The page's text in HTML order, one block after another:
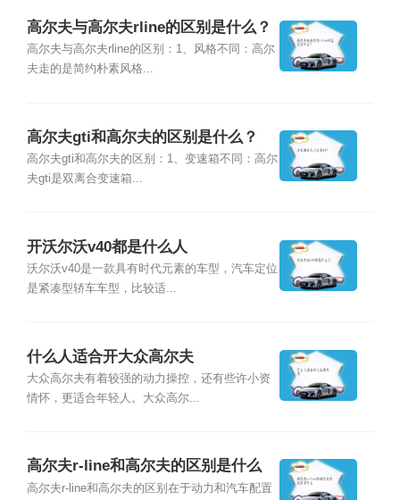
高尔夫与高尔夫rline的区别是什么？
高尔夫与高尔夫rline的区别：1、风格不同：高尔
夫走的是简约朴素风格...
高尔夫gti和高尔夫的区别是什么？
高尔夫gti和高尔夫的区别：1、变速箱不同：高尔
夫gti是双离合变速箱...
开沃尔沃v40都是什么人
沃尔沃v40是一款具有时代元素的车型，汽车定位
是紧凑型轿车车型，比较适...
什么人适合开大众高尔夫
大众高尔夫有着较强的动力操控，还有些许小资
情怀，更适合年轻人。大众高尔...
高尔夫r-line和高尔夫的区别是什么
高尔夫r-line和高尔夫的区别在于动力和汽车配置